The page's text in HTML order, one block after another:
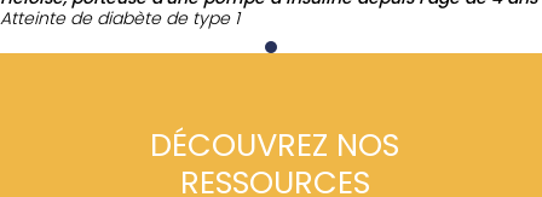
Atteinte de diabète de type 1
DÉCOUVREZ NOS
RESSOURCES